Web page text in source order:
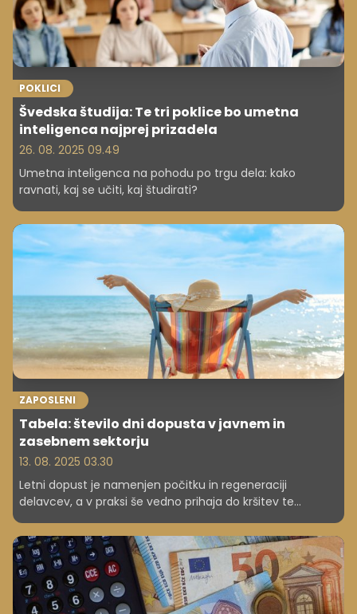
POKLICI
Švedska študija: Te tri poklice bo umetna
inteligenca najprej prizadela
26. 08. 2025 09.49
Umetna inteligenca na pohodu po trgu dela: kako
ravnati, kaj se učiti, kaj študirati?
ZAPOSLENI
Tabela: število dni dopusta v javnem in
zasebnem sektorju
13. 08. 2025 03.30
Letni dopust je namenjen počitku in regeneraciji
delavcev, a v praksi še vedno prihaja do kršitev te
v celoti. Zaposleni v javnem sektorju imajo sicer
praviloma več dopusta od kolegov v gospodarstvu. V
UKC Ljubljana najdaljši odmerjen dopust znaša 67 dni.